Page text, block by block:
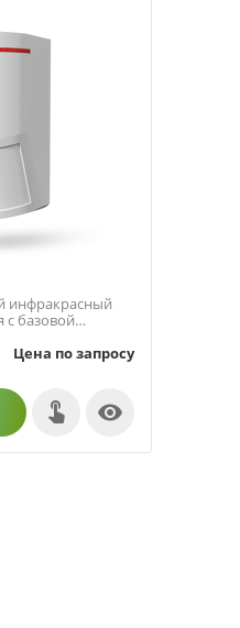
инфракрасный
с базовой
Цена по запросу
